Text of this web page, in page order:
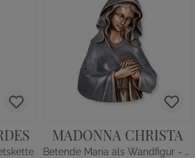
MADONNA CHRISTA
Betende Maria als Wandfigur - Bronze